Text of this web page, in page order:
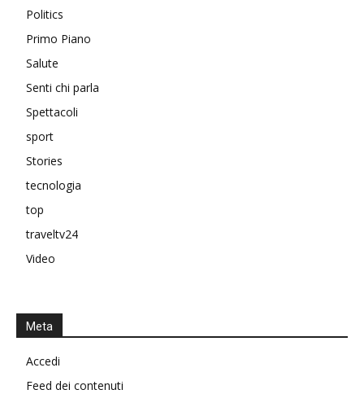
Politics
Primo Piano
Salute
Senti chi parla
Spettacoli
sport
Stories
tecnologia
top
traveltv24
Video
Meta
Accedi
Feed dei contenuti